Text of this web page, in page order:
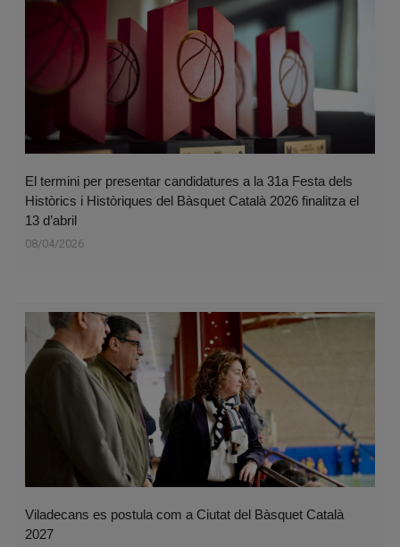
El termini per presentar candidatures a la 31a Festa dels
Històrics i Històriques del Bàsquet Català 2026 finalitza el
13 d’abril
08/04/2026
Viladecans es postula com a Ciutat del Bàsquet Català
2027